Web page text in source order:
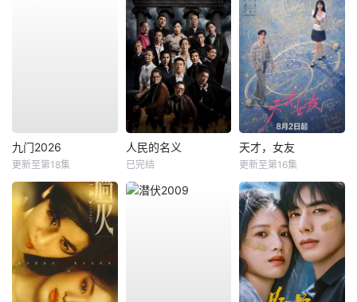
九门2026
更新至第18集
人民的名义
已完结
天才，女友
更新至第16集